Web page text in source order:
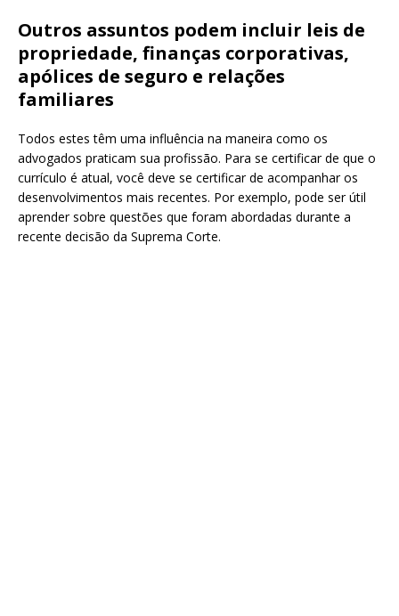
Outros assuntos podem incluir leis de
propriedade, finanças corporativas,
apólices de seguro e relações
familiares
Todos estes têm uma influência na maneira como os
advogados praticam sua profissão. Para se certificar de que o
currículo é atual, você deve se certificar de acompanhar os
desenvolvimentos mais recentes. Por exemplo, pode ser útil
aprender sobre questões que foram abordadas durante a
recente decisão da Suprema Corte.